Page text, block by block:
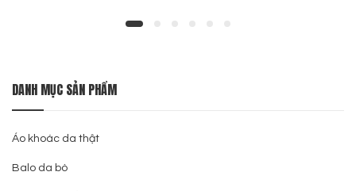
DANH MỤC SẢN PHẨM
Áo khoác da thật
Balo da bò